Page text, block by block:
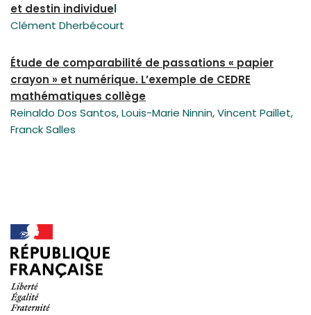
et destin individuel
Clément Dherbécourt
Étude de comparabilité de passations « papier
crayon » et numérique. L’exemple de CEDRE
mathématiques collège
Reinaldo Dos Santos, Louis-Marie Ninnin, Vincent Paillet,
Franck Salles